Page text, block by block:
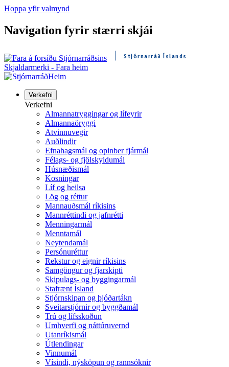
Hoppa yfir valmynd
Navigation fyrir stærri skjái
Stjórnarráð Íslands
Skjaldarmerki - Fara heim
Heim
Verkefni
Verkefni
Almannatryggingar og lífeyrir
Almannaöryggi
Atvinnuvegir
Auðlindir
Efnahagsmál og opinber fjármál
Félags- og fjölskyldumál
Húsnæðismál
Kosningar
Líf og heilsa
Lög og réttur
Mannauðsmál ríkisins
Mannréttindi og jafnrétti
Menningarmál
Menntamál
Neytendamál
Persónuréttur
Rekstur og eignir ríkisins
Samgöngur og fjarskipti
Skipulags- og byggingarmál
Stafrænt Ísland
Stjórnskipan og þjóðartákn
Sveitarstjórnir og byggðamál
Trú og lífsskoðun
Umhverfi og náttúruvernd
Utanríkismál
Útlendingar
Vinnumál
Vísindi, nýsköpun og rannsóknir